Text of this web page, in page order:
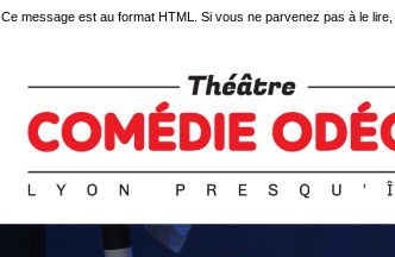
Ce message est au format HTML. Si vous ne parvenez pas à le lire,